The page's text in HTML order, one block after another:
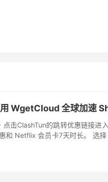
WgetCloud 全球加速
点击ClashTun的跳转优惠链接进
和 Netflix 会员卡7天时长。 选